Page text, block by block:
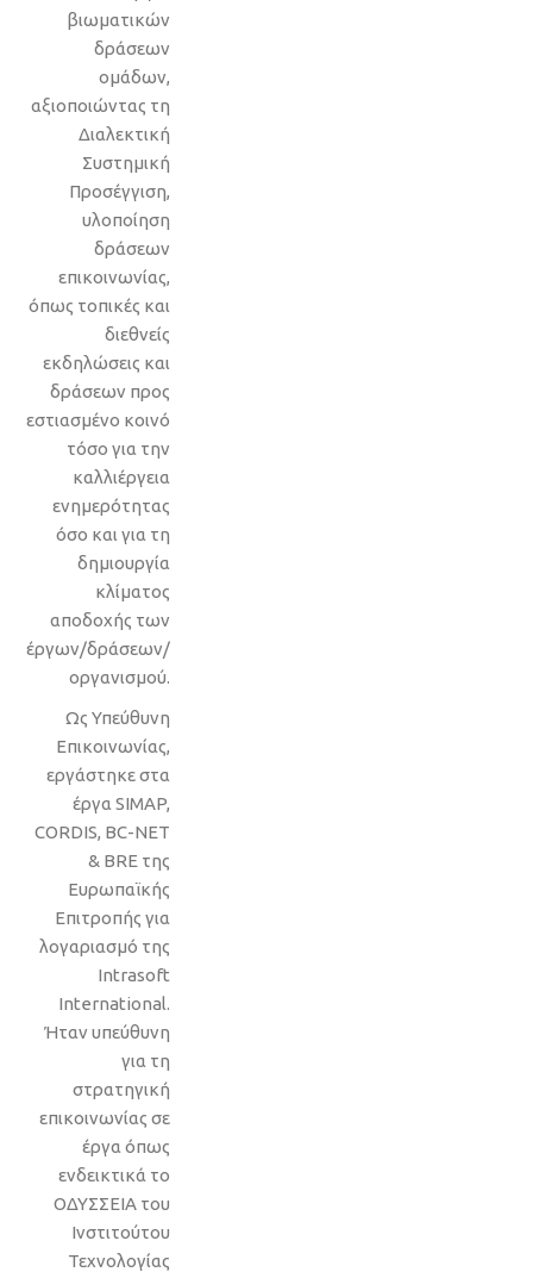
βιωματικών
δράσεων
ομάδων,
αξιοποιώντας τη
Διαλεκτική
Συστημική
Προσέγγιση,
υλοποίηση
δράσεων
επικοινωνίας,
όπως τοπικές και
διεθνείς
εκδηλώσεις και
δράσεων προς
εστιασμένο κοινό
τόσο για την
καλλιέργεια
ενημερότητας
όσο και για τη
δημιουργία
κλίματος
αποδοχής των
έργων/δράσεων/
οργανισμού.
Ως Υπεύθυνη
Επικοινωνίας,
εργάστηκε στα
έργα SIMAP,
CORDIS, BC-NET
& BRE της
Ευρωπαϊκής
Επιτροπής για
λογαριασμό της
Intrasoft
International.
Ήταν υπεύθυνη
για τη
στρατηγική
επικοινωνίας σε
έργα όπως
ενδεικτικά το
ΟΔΥΣΣΕΙΑ του
Ινστιτούτου
Τεχνολογίας